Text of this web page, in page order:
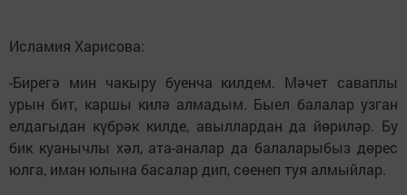
Исламия Харисова:
-Бирегә мин чакыру буенча килдем. Мәчет саваплы
урын бит, каршы килә алмадым. Быел балалар узган
елдагыдан күбрәк килде, авыллардан да йөриләр. Бу
бик куанычлы хәл, ата-аналар да балаларыбыз дөрес
юлга, иман юлына басалар дип, сөенеп туя алмыйлар.